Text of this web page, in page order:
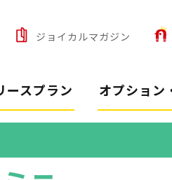
ジョイカルマガジン
ースプラン オプション